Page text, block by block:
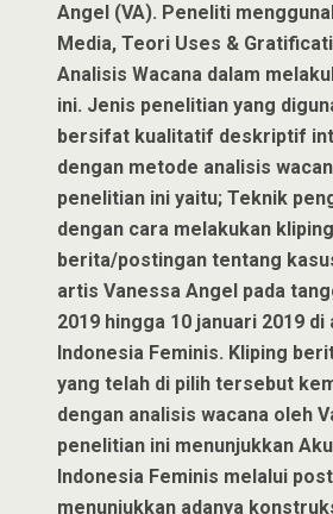
Angel (VA). Peneliti
Media, Teori Uses &
Analisis Wacana dalam
ini. Jenis penelitian yang
bersifat kualitatif deskriptif
dengan metode analisis
penelitian ini yaitu; Teknik
dengan cara melakukan kliping
berita/postingan tentang
artis Vanessa Angel pada
2019 hingga 10 januari 2019
Indonesia Feminis. Kliping
yang telah di pilih tersebut
dengan analisis wacana oleh
penelitian ini menunjukkan
Indonesia Feminis melalui
menunjukkan adanya